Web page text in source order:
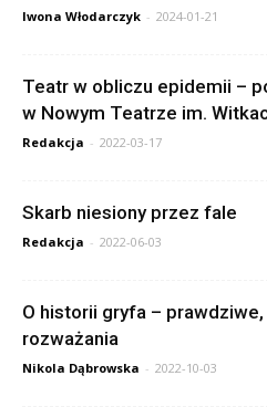
Iwona Włodarczyk - 2024-01-21
Teatr w obliczu epidemii –
w Nowym Teatrze im.
Redakcja - 2022-03-17
Skarb niesiony przez fale
Redakcja - 2022-06-03
O historii gryfa –
rozważania
Nikola Dąbrowska - 2022-10-03